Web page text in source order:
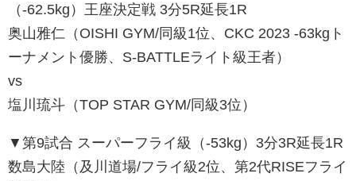
（-62.5kg）王座決定戦 3分5R延長1R
奥山雅仁（OISHI GYM/同級1位、CKC 2023 -63kgト
ーナメント優勝、S-BATTLEライト級王者）
vs
塩川琉斗（TOP STAR GYM/同級3位）
▼第9試合 スーパーフライ級（-53kg）3分3R延長1R
数島大陸（及川道場/フライ級2位、第2代RISEフライ